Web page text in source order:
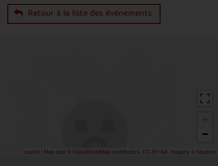
Retour à la liste des évènements
−
Leaflet | Map data © OpenStreetMap contributors, CC-BY-SA, Imagery © Mapbox